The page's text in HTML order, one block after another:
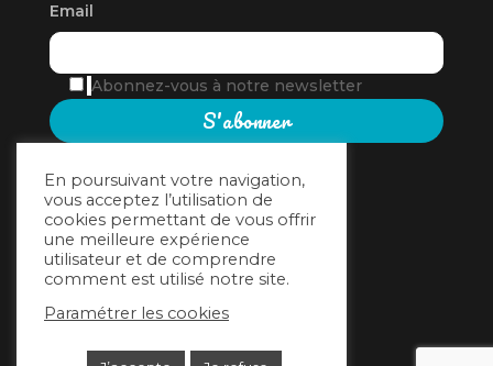
Email
Abonnez-vous à notre newsletter
Accès intranet
En poursuivant votre navigation,
vous acceptez l’utilisation de
cookies permettant de vous offrir
une meilleure expérience
utilisateur et de comprendre
comment est utilisé notre site.
Paramétrer les cookies